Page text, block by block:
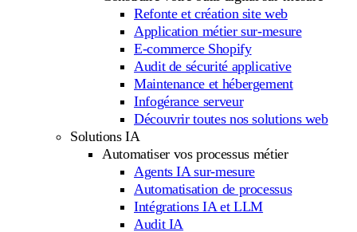
Refonte et création site web
Application métier sur-mesure
E-commerce Shopify
Audit de sécurité applicative
Maintenance et hébergement
Infogérance serveur
Découvrir toutes nos solutions web
Solutions IA
Automatiser vos processus métier
Agents IA sur-mesure
Automatisation de processus
Intégrations IA et LLM
Audit IA